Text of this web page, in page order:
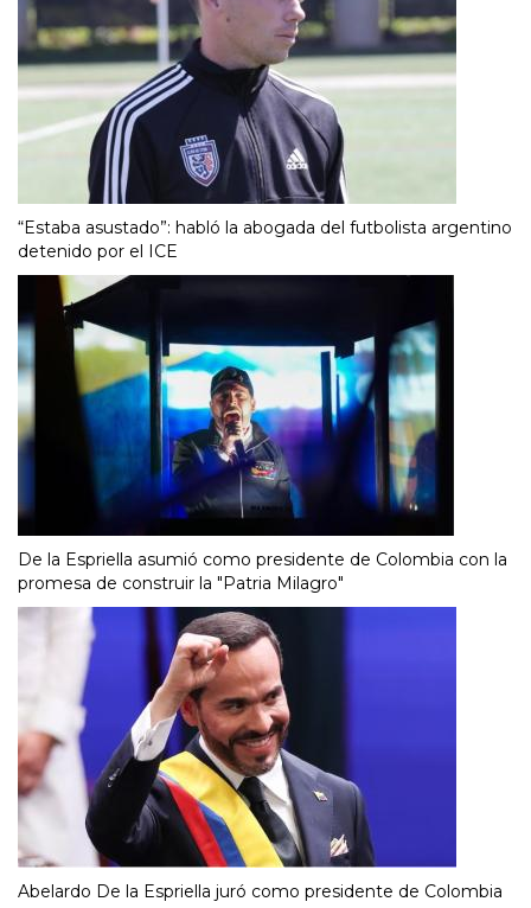
“Estaba asustado”: habló la abogada del futbolista argentino
detenido por el ICE
De la Espriella asumió como presidente de Colombia con la
promesa de construir la "Patria Milagro"
Abelardo De la Espriella juró como presidente de Colombia